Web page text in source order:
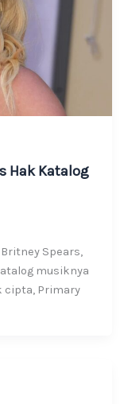
Hak Katalog
Britney Spears,
musiknya
cipta, Primary